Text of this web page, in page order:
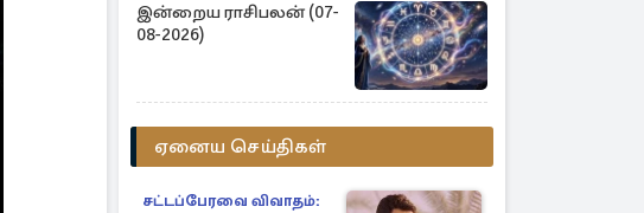
இன்றைய ராசிபலன் (07-
08-2026)
ஏனைய செய்திகள்
சட்டப்பேரவை விவாதம்: